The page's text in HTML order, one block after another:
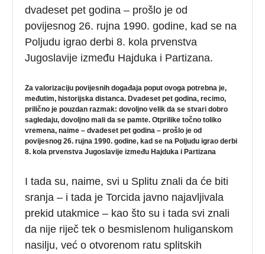
dvadeset pet godina – prošlo je od
povijesnog 26. rujna 1990. godine, kad se na
Poljudu igrao derbi 8. kola prvenstva
Jugoslavije između Hajduka i Partizana.
Za valorizaciju povijesnih događaja poput ovoga potrebna je,
međutim, historijska distanca. Dvadeset pet godina, recimo,
prilično je pouzdan razmak: dovoljno velik da se stvari dobro
sagledaju, dovoljno mali da se pamte. Otprilike točno toliko
vremena, naime – dvadeset pet godina – prošlo je od
povijesnog 26. rujna 1990. godine, kad se na Poljudu igrao derbi
8. kola prvenstva Jugoslavije između Hajduka i Partizana
I tada su, naime, svi u Splitu znali da će biti
sranja – i tada je Torcida javno najavljivala
prekid utakmice – kao što su i tada svi znali
da nije riječ tek o besmislenom huliganskom
nasilju, već o otvorenom ratu splitskih